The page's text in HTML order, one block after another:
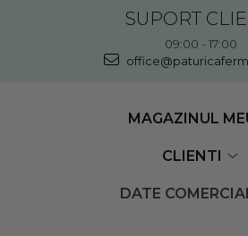
SUPORT
09:00 - 17:00
MAGAZINUL
CLIENTI
DATE